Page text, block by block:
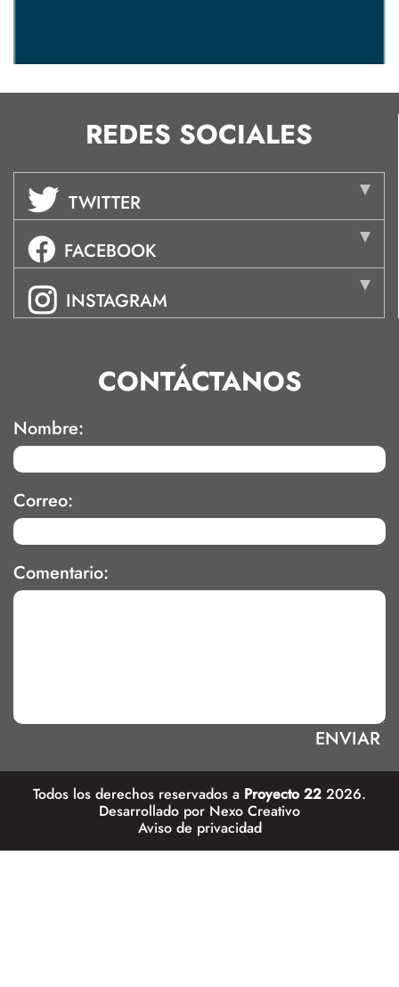
REDES SOCIALES
TWITTER
FACEBOOK
INSTAGRAM
CONTÁCTANOS
Nombre:
Correo:
Comentario:
Todos los derechos reservados a Proyecto 22 2026.
Desarrollado por Nexo Creativo
Aviso de privacidad